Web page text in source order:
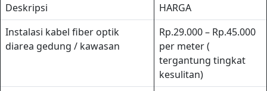
Deskripsi
HARGA
Instalasi kabel fiber optik
diarea gedung / kawasan
Rp.29.000 – Rp.45.000
per meter (
tergantung tingkat
kesulitan)